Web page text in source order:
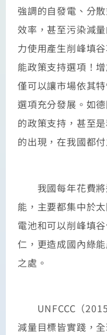
強調的自發電、分
效率，甚至污染減
力使用產生削峰填
能政策支持選項！
僅可以讓市場依其
選項充分發展。如
的政策支持，甚至
的出現，在我國都
我國每年花費將
能，主要都集中於
電池和可以削峰填
仁，更造成國內綠
之處。
UNFCCC（2015
減量目標皆實踐，